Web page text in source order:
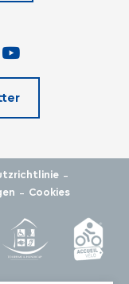
-
- Cookies